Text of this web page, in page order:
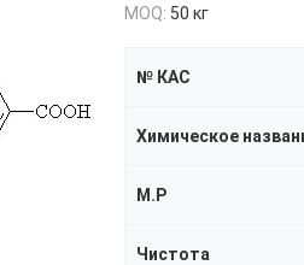
MOQ: 50 кг
№ КАС
Химическое
M.P
Чистота